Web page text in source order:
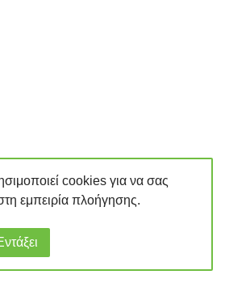
cookies για να σας
εμπειρία πλοήγησης.